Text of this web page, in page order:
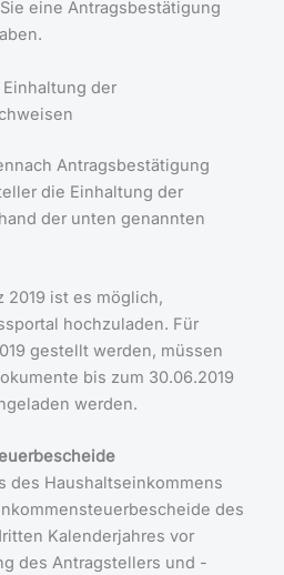
eine Antragsbestätigung
der
Antragsbestätigung
die Einhaltung der
der unten genannten
2019 ist es möglich,
hochzuladen. Für
gestellt werden, müssen
bis zum 30.06.2019
werden.
des Haushaltseinkommens
des
Kalenderjahres vor
des Antragstellers und -